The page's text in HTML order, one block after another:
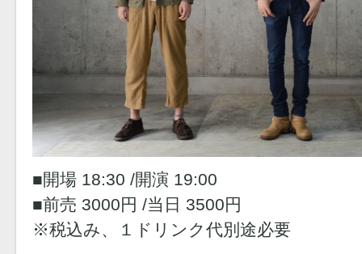
■開場 18:30 /開演 19:00
■前売 3000円 /当日 3500円
※税込み、１ドリンク代別途必要